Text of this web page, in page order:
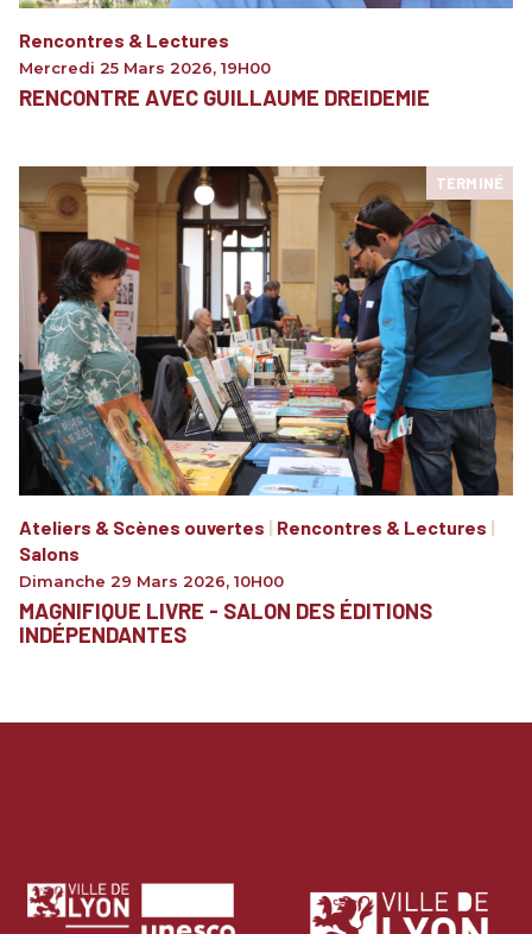
Rencontres & Lectures
Mercredi 25 Mars 2026, 19H00
RENCONTRE AVEC GUILLAUME DREIDEMIE
TERMINÉ
Ateliers & Scènes ouvertes | Rencontres & Lectures |
Salons
Dimanche 29 Mars 2026, 10H00
MAGNIFIQUE LIVRE - SALON DES ÉDITIONS
INDÉPENDANTES